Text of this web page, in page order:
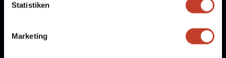
Statistiken
Marketing